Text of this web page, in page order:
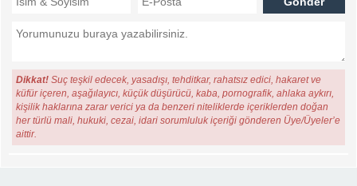
Dikkat! Suç teşkil edecek, yasadışı, tehditkar, rahatsız edici, hakaret ve
küfür içeren, aşağılayıcı, küçük düşürücü, kaba, pornografik, ahlaka aykırı,
kişilik haklarına zarar verici ya da benzeri niteliklerde içeriklerden doğan
her türlü mali, hukuki, cezai, idari sorumluluk içeriği gönderen Üye/Üyeler’e
aittir.